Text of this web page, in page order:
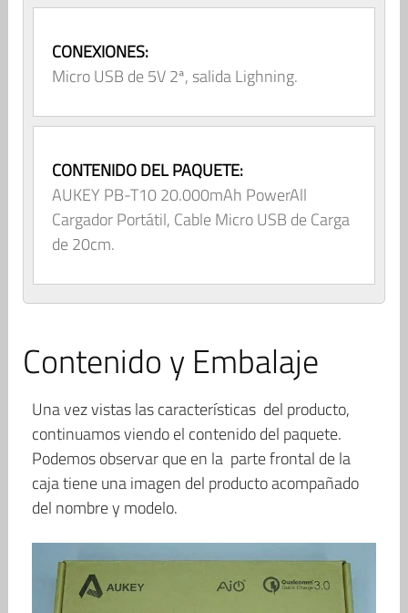
CONEXIONES:
Micro USB de 5V 2ª, salida Lighning.
CONTENIDO DEL PAQUETE:
AUKEY PB-T10 20.000mAh PowerAll
Cargador Portátil, Cable Micro USB de Carga
de 20cm.
Contenido y Embalaje
Una vez vistas las características del producto,
continuamos viendo el contenido del paquete.
Podemos observar que en la parte frontal de la
caja tiene una imagen del producto acompañado
del nombre y modelo.